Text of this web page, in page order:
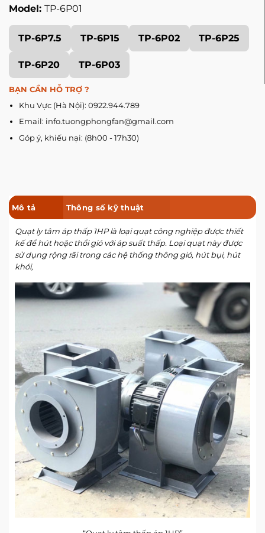
Model: TP-6P01
TP-6P7.5 TP-6P15 TP-6P02 TP-6P25
TP-6P20 TP-6P03
BẠN CẦN HỖ TRỢ ?
Khu Vực (Hà Nội): 0922.944.789
Email: info.tuongphongfan@gmail.com
Góp ý, khiếu nại: (8h00 - 17h30)
Mô tả Thông số kỹ thuật
Quạt ly tâm áp thấp1HP là loại quạt công nghiệp được thiết
kế để hút hoặc thổi gió với áp suất thấp. Loại quạt này được
sử dụng rộng rãi trong các hệ thống thông gió, hút bụi, hút
khói,